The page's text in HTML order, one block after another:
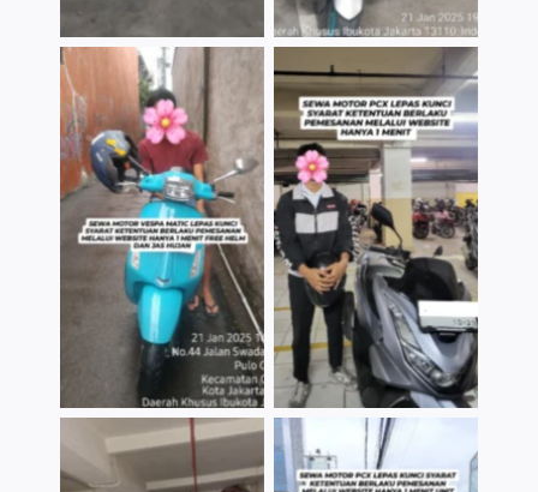
TNo Caption TNo Caption